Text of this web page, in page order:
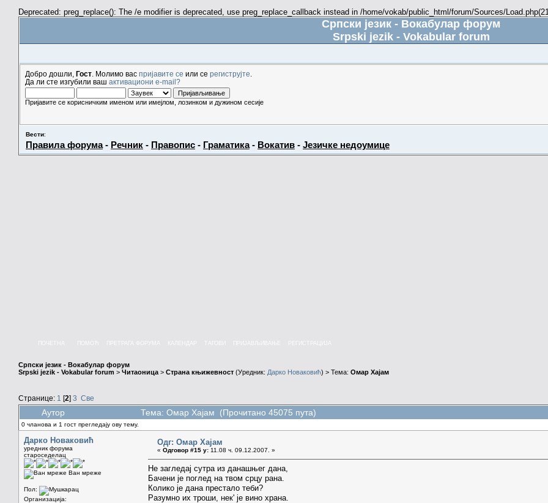
Deprecated: preg_replace(): The /e modifier is deprecated, use preg_replace_callback instead in /home/vokab/public_html/forum/Sources/
Српски језик - Вокабулар форум
Srpski jezik - Vokabular forum
Добро дошли, Гост . Молимо вас пријавите се или се региструјте
Да ли сте изгубили ваш активациони e-mail?
Пријавите се корисничким именом или имејлом, лозинком и дужином сесије
Вести:
Правила форума- Речник - Правопис - Граматика- Вокатив - Језичке недоумице
КАЛЕНДАР
Српски језик - Вокабулар форум
Srpski jezik - Vokabular forum > Читаоница > Страна књижевност (Уредник: Дарко Новаковић) > Тема: Омар Хајам
Странице: 1 [2] 3 Све
Аутор Тема: Омар Хајам (Прочитано 45075 пута)
0 чланова и 1 гост прегледају ову тему.
Дарко Новаковић
уредник форума
староседелац
Ван мреже
Пол:
Организација:
Одг: Омар Хајам
« Одговор #15 у: 11.08 ч. 09.12.2007. »
Не загледај сутра из данашњег дана,
Бачени је поглед на твом срцу рана.
Колико је дана престало теби?
Разумно их троши, нек' је вино храна.